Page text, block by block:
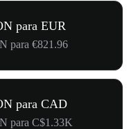
para EUR
para €821.96
para CAD
para C$1.33K